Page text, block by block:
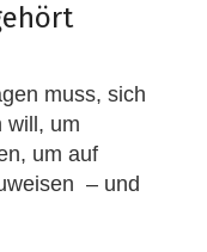
muss, sich
will, um
um auf
– und